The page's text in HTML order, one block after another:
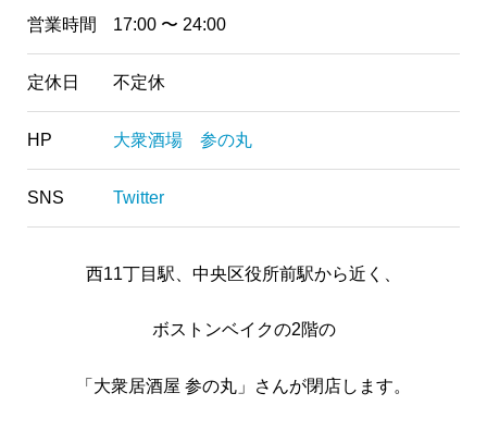
営業時間 17:00 〜 24:00
定休日 不定休
HP 大衆酒場 参の丸
SNS Twitter
西11丁目駅、中央区役所前駅から近く、
ボストンベイクの2階の
「大衆居酒屋 参の丸」さんが閉店します。